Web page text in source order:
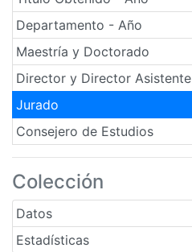
Departamento - Año
Maestría y Doctorado
Director y Director Asistente
Jurado
Consejero de Estudios
Colección
Datos
Estadísticas